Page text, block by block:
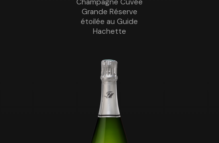
Grande Réserve
étoilée au Guide
Hachette